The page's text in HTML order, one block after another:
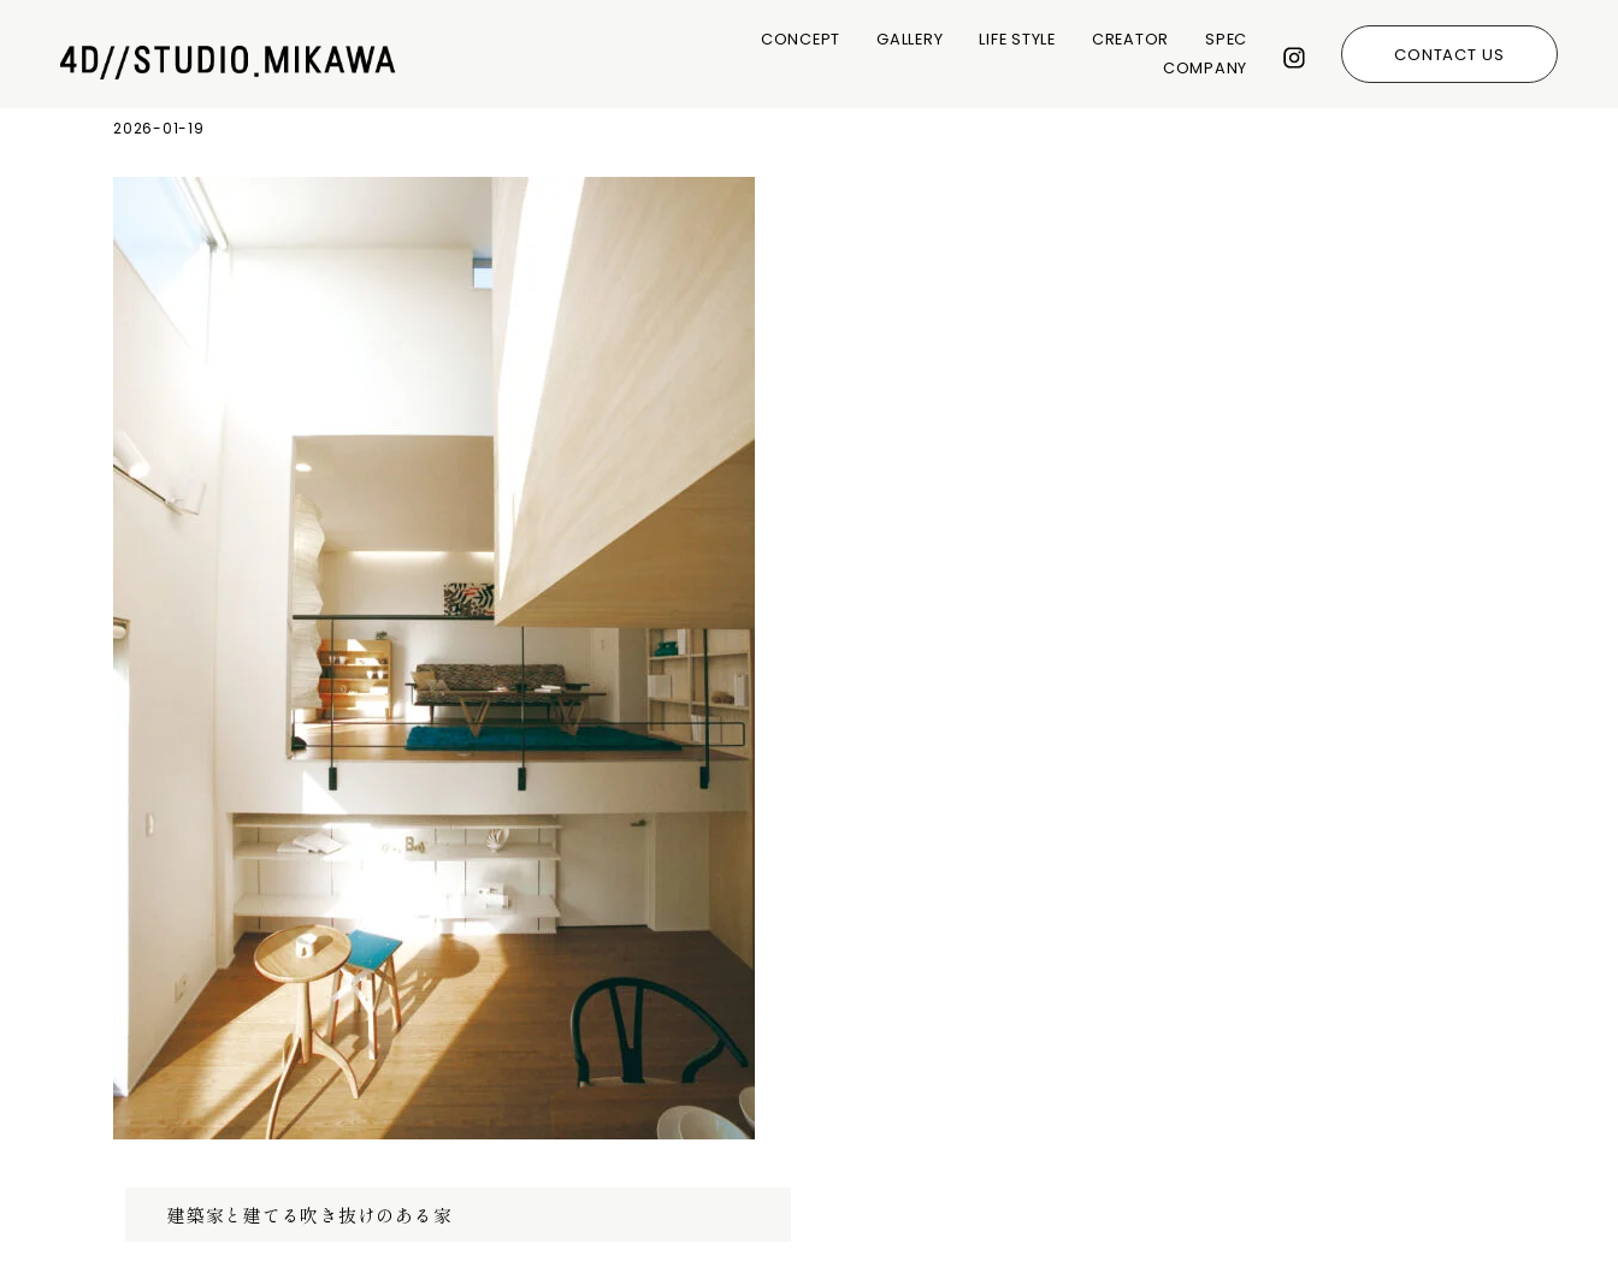
CONCEPT GALLERY LIFE STYLE CREATOR
SPEC
COMPANY
CONTACT US
施工事例13_6
2026-01-19
建築家と建てる吹き抜けのある家